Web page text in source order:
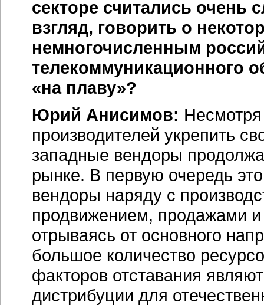
секторе считались
взгляд, говорить о
немногочисленным
телекоммуникационного
«на плаву»?
Юрий Анисимов:
производителей укрепить
западные вендоры
рынке. В первую очередь
вендоры наряду с
продвижением, продажами
отрываясь от основного
большое количество
факторов отставания
дистрибуции для